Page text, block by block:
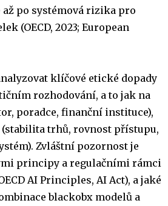
po systémová rizika pro
(OECD, 2023; European
klíčové etické dopady
rozhodování, a to jak na
poradce, finanční instituce),
trhů, rovnost přístupu,
Zvláštní pozornost je
principy a regulačními rámci
AI Principles, AI Act), a jaké
blackobx modelů a